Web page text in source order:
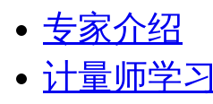
专家介绍
计量师学习